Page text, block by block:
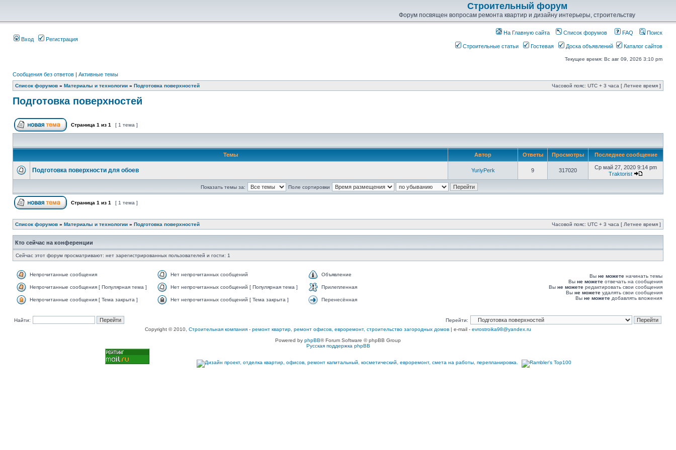
Строительный форум
Форум посвящен вопросам ремонта квартир и дизайну интерьеры, строительству
Вход Регистрация
На Главную сайта Список форумов FAQ Поиск
Строительные статьи Гостевая Доска объявлений Каталог сайтов
Текущее время: Вс авг 09, 2026 3:10 pm
Сообщения без ответов | Активные темы
Список форумов » Материалы и технологии » Подготовка поверхностей Часовой пояс: UTC + 3 часа [ Летнее время ]
Подготовка поверхностей
Страница 1 из 1 [ 1 тема ]
Темы Автор Ответы Просмотры Последнее сообщение
Подготовка поверхности для обоев YuriyPerk 9 317020
Ср май 27, 2020 9:14 pm
Traktorist
Показать темы за: Поле сортировки
Страница 1 из 1 [ 1 тема ]
Список форумов » Материалы и технологии » Подготовка поверхностей Часовой пояс: UTC + 3 часа [ Летнее время ]
Кто сейчас на конференции
Сейчас этот форум просматривают: нет зарегистрированных пользователей и гости: 1
Непрочитанные сообщения Нет непрочитанных сообщений Объявление
Непрочитанные сообщения [ Популярная тема ] Нет непрочитанных сообщений [ Популярная тема ] Прилепленная
Непрочитанные сообщения [ Тема закрыта ] Нет непрочитанных сообщений [ Тема закрыта ] Перенесённая
Вы не можете начинать темы
Вы не можете отвечать на сообщения
Вы не можете редактировать свои сообщения
Вы не можете удалять свои сообщения
Вы не можете добавлять вложения
Найти:
Перейти:
Copyright © 2010, Строительная компания - ремонт квартир, ремонт офисов, евроремонт, строительство загородных домов | e-mail - evrostroika98@yandex.ru
Powered by phpBB® Forum Software © phpBB Group
Русская поддержка phpBB